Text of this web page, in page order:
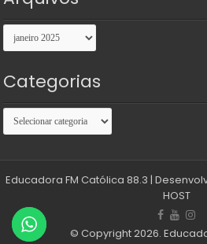
Arquivos
Categorias
Categorias
Educadora FM Católica 88.3 |
HOST
© Copyright 2026.